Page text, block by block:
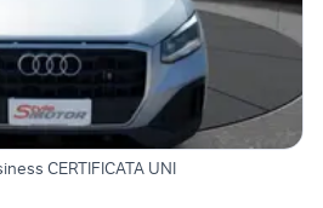
CERTIFICATA UNI